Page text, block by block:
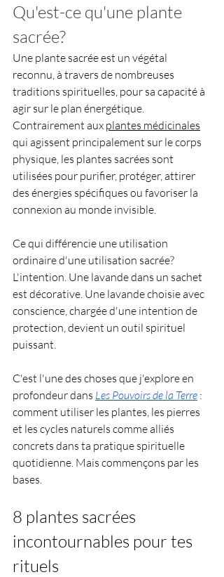
Qu'est-ce qu'une plante
sacrée?
Une plante sacrée est un végétal
reconnu, à travers de nombreuses
traditions spirituelles, pour sa capacité à
agir sur le plan énergétique.
Contrairement aux plantes médicinales
qui agissent principalement sur le corps
physique, les plantes sacrées sont
utilisées pour purifier, protéger, attirer
des énergies spécifiques ou favoriser la
connexion au monde invisible.
Ce qui différencie une utilisation
ordinaire d'une utilisation sacrée?
L'intention. Une lavande dans un sachet
est décorative. Une lavande choisie avec
conscience, chargée d'une intention de
protection, devient un outil spirituel
puissant.
C'est l'une des choses que j'explore en
profondeur dans Les Pouvoirs de la Terre :
comment utiliser les plantes, les pierres
et les cycles naturels comme alliés
concrets dans ta pratique spirituelle
quotidienne. Mais commençons par les
bases.
8 plantes sacrées
incontournables pour tes
rituels